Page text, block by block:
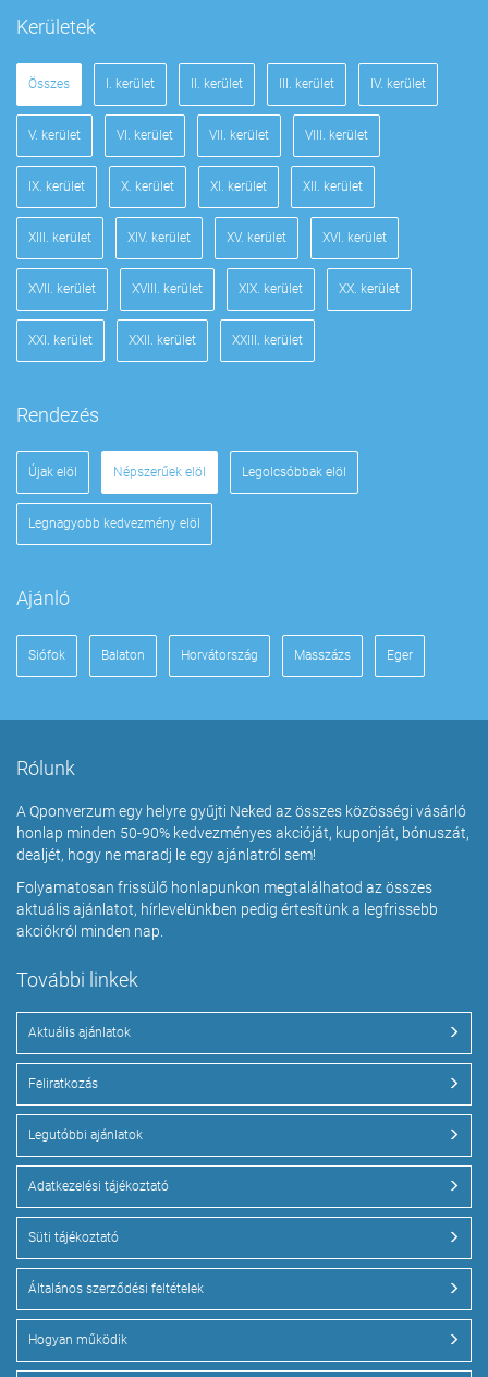
Kerületek
Összes I. kerület II. kerület III. kerület IV. kerület
V. kerület VI. kerület VII. kerület VIII. kerület
IX. kerület X. kerület XI. kerület XII. kerület
XIII. kerület XIV. kerület XV. kerület XVI. kerület
XVII. kerület XVIII. kerület XIX. kerület XX. kerület
XXI. kerület XXII. kerület XXIII. kerület
Rendezés
Újak elöl Népszerűek elöl Legolcsóbbak elöl
Legnagyobb kedvezmény elöl
Ajánló
Siófok Balaton Horvátország Masszázs Eger
Rólunk
A Qponverzum egy helyre gyűjti Neked az összes közösségi vásárló
honlap minden 50-90% kedvezményes akcióját, kuponját, bónuszát,
dealjét, hogy ne maradj le egy ajánlatról sem!
Folyamatosan frissülő honlapunkon megtalálhatod az összes
aktuális ajánlatot, hírlevelünkben pedig értesítünk a legfrissebb
akciókról minden nap.
További linkek
Aktuális ajánlatok
Feliratkozás
Legutóbbi ajánlatok
Adatkezelési tájékoztató
Süti tájékoztató
Általános szerződési feltételek
Hogyan működik